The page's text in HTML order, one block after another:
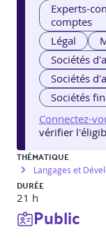
Experts-
comptes
Légal
Sociétés
Sociétés
Sociétés
Connectez-
vérifier
THÉMATIQUE
Langages et
DURÉE
21 h
Public